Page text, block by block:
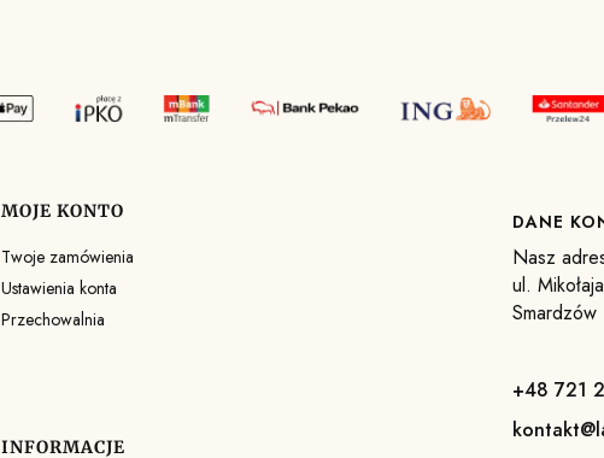
MOJE KONTO
Twoje zamówienia
Ustawienia konta
Przechowalnia
INFORMACJE
DANE
Nasz
ul.
Smardzów
+48 721